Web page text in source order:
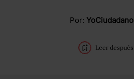
Por: YoCiudadano
Leer después